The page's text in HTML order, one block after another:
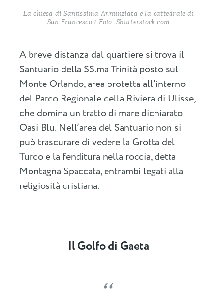
La chiesa di Santissima Annunziata e la cattedrale di
San Francesco / Foto: Shutterstock.com
A breve distanza dal quartiere si trova il
Santuario della SS.ma Trinità posto sul
Monte Orlando, area protetta all’interno
del Parco Regionale della Riviera di Ulisse,
che domina un tratto di mare dichiarato
Oasi Blu. Nell’area del Santuario non si
può trascurare di vedere la Grotta del
Turco e la fenditura nella roccia, detta
Montagna Spaccata, entrambi legati alla
religiosità cristiana.
Il Golfo di Gaeta